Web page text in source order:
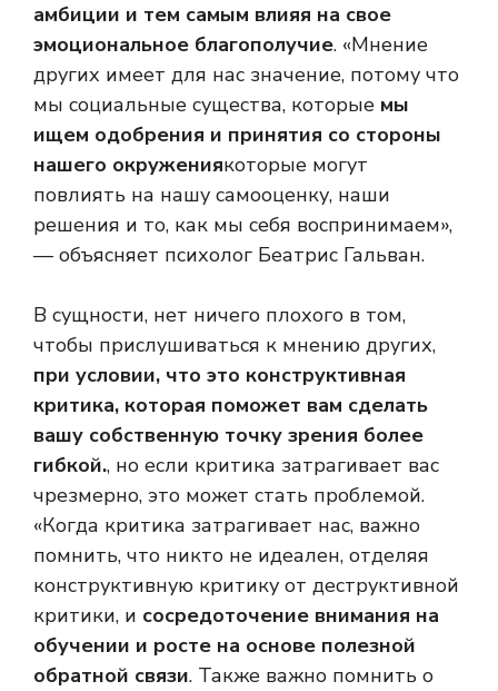
амбиции и тем самым влияя на свое
эмоциональное благополучие. «Мнение
других имеет для нас значение, потому что
мы социальные существа, которые мы
ищем одобрения и принятия со стороны
нашего окружениякоторые могут
повлиять на нашу самооценку, наши
решения и то, как мы себя воспринимаем»,
— объясняет психолог Беатрис Гальван.
В сущности, нет ничего плохого в том,
чтобы прислушиваться к мнению других,
при условии, что это конструктивная
критика, которая поможет вам сделать
вашу собственную точку зрения более
гибкой., но если критика затрагивает вас
чрезмерно, это может стать проблемой.
«Когда критика затрагивает нас, важно
помнить, что никто не идеален, отделяя
конструктивную критику от деструктивной
критики, и сосредоточение внимания на
обучении и росте на основе полезной
обратной связи. Также важно помнить о